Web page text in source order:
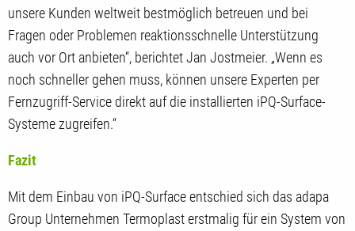
unsere Kunden weltweit bestmöglich betreuen und bei
Fragen oder Problemen reaktionsschnelle Unterstützung
auch vor Ort anbieten“, berichtet Jan Jostmeier. „Wenn es
noch schneller gehen muss, können unsere Experten per
Fernzugriff-Service direkt auf die installierten iPQ-Surface-
Systeme zugreifen.“
Fazit
Mit dem Einbau von iPQ-Surface entschied sich das adapa
Group Unternehmen Termoplast erstmalig für ein System von